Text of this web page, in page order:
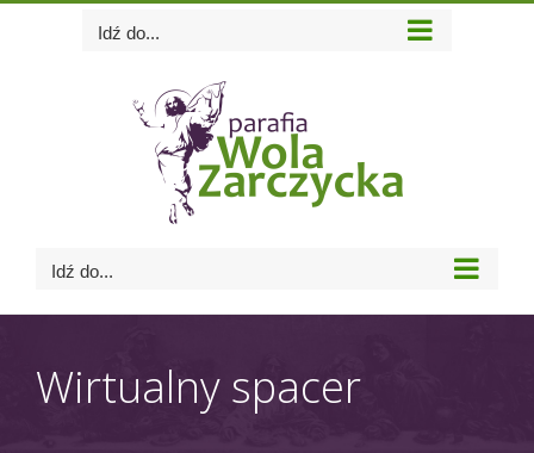
Idź do...
Idź do...
Wirtualny spacer